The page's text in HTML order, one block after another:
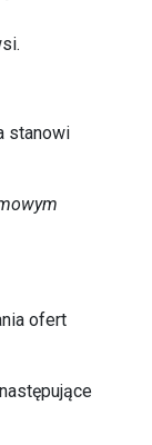
stanowi
ofert